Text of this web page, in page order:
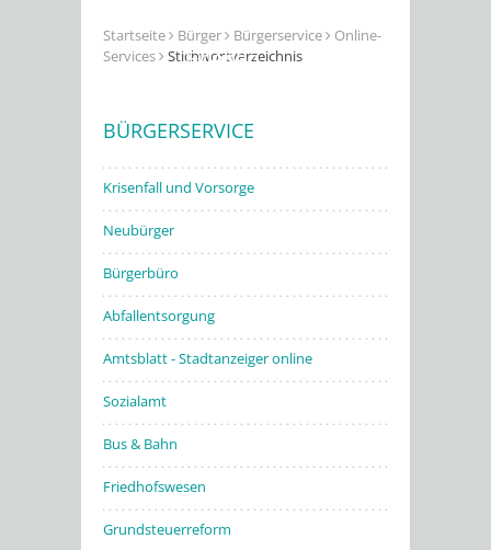
Erleben
Startseite Bürger Bürgerservice
Online-
Services
Stichwortverzeichnis
BÜRGERSERVICE
Krisenfall und Vorsorge
Neubürger
Bürgerbüro
Abfallentsorgung
Amtsblatt - Stadtanzeiger online
Sozialamt
Bus & Bahn
Friedhofswesen
Grundsteuerreform